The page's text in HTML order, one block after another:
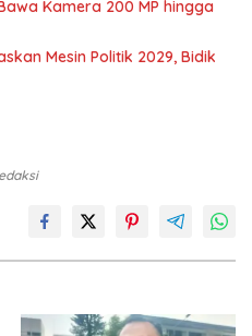
Kamera 200 MP hingga
Mesin Politik 2029, Bidik